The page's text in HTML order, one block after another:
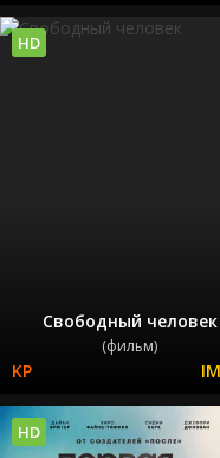
Свободный человек
(фильм)
HD
HD